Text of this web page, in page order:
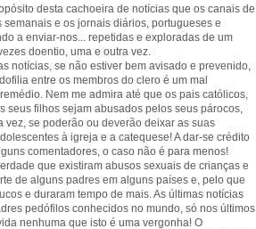
desta cachoeira de notícias que os canais de
semanais e os jornais diários, portugueses e
a enviar-nos... repetidas e exploradas de um
doentio, uma e outra vez.
notícias, se não estiver bem avisado e prevenido,
entre os membros do clero é um mal
Nem me admira até que os pais católicos,
seus filhos sejam abusados pelos seus párocos,
vez, se poderão ou deverão deixar as suas
à igreja e a catequese! A dar-se crédito
comentadores, o caso não é para menos!
que existiram abusos sexuais de crianças e
de alguns padres em alguns países e, pelo que
e duraram tempo de mais. As últimas notícias
pedófilos conhecidos no mundo, só nos últimos
nenhuma que isto é uma vergonha! O